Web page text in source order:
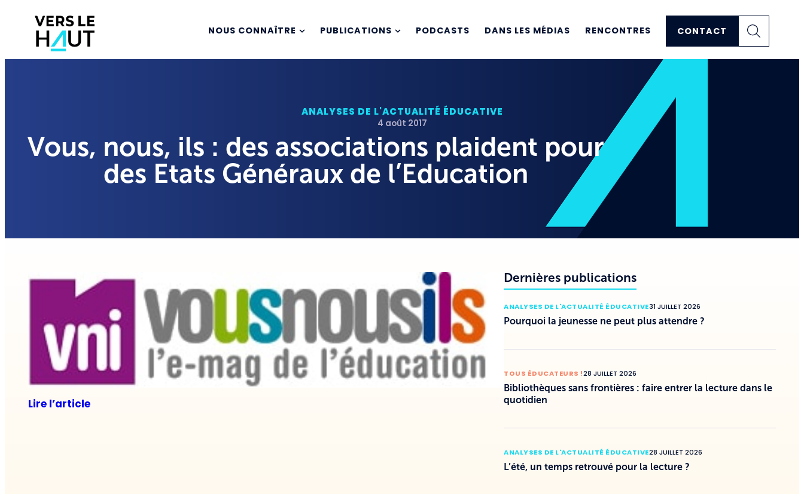
NOUS CONNAÎTRE PUBLICATIONS PODCASTS DANS LES MÉDIAS RENCONTRES CONTACT
ANALYSES DE L'ACTUALITÉ ÉDUCATIVE
4 août 2017
Vous, nous, ils : des associations plaident pour
des Etats Généraux de l’Education
Lire l’article
Dernières publications
ANALYSES DE L'ACTUALITÉ ÉDUCATIVE31 JUILLET 2026
Pourquoi la jeunesse ne peut plus attendre ?
TOUS ÉDUCATEURS !28 JUILLET 2026
Bibliothèques sans frontières : faire entrer la lecture dans le
quotidien
ANALYSES DE L'ACTUALITÉ ÉDUCATIVE28 JUILLET 2026
L’été, un temps retrouvé pour la lecture ?